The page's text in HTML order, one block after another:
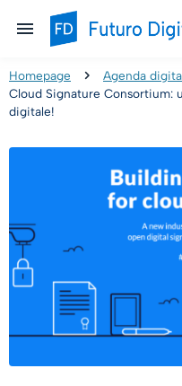
Homepage
Agenda
Cloud Signature Consortium:
digitale!